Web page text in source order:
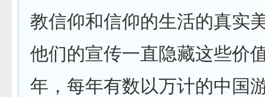
教信仰和信仰的生活的真实
他们的宣传一直隐藏这些价
年，每年有数以万计的中国